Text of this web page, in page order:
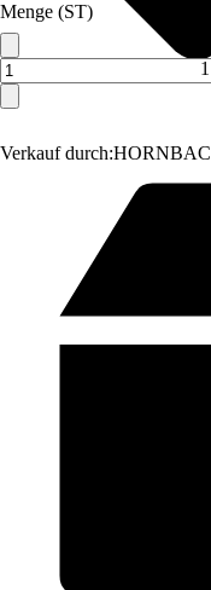
Verkauf durch:
Menge (ST)